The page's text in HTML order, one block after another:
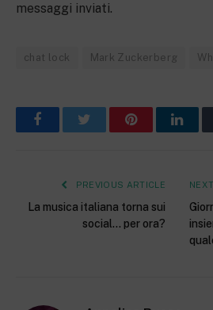
messaggi inviati.
chat lock Mark Zuckerberg
FacebookTwitter Pinterest
PREVIOUS ARTICLE
La musica italiana torna sui
social… per ora?